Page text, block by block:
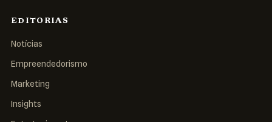
EDITORIAS
Notícias
Empreendedorismo
Marketing
Insights